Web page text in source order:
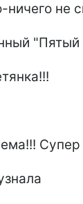
не
"Пятый
Супер